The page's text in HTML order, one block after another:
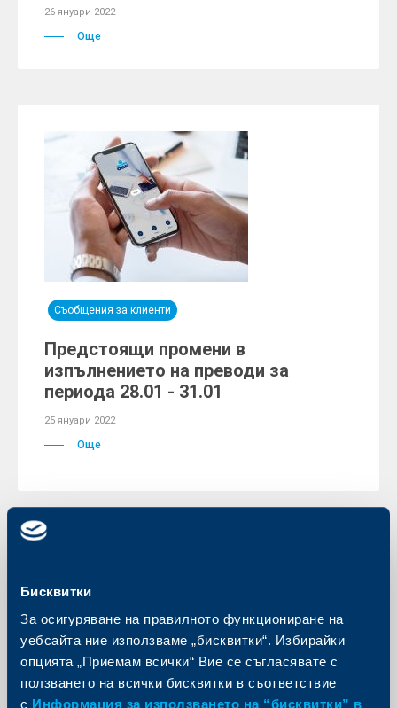
Бисквитки
За осигуряване на правилното функциониране на
уебсайта ние използваме „бисквитки“. Избирайки
опцията „Приемам всички“ Вие се съгласявате с
ползването на всички бисквитки в съответствие
с Информация за използването на “бисквитки” в
26 януари 2022
Още
Съобщения за клиенти
Предстоящи промени в
изпълнението на преводи за
периода 28.01 - 31.01
25 януари 2022
Още